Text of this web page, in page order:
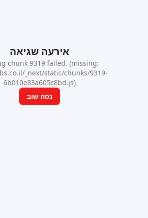
אירעה שגיאה
Loading chunk 9319 failed. (missing:
https://hbs.co.il/_next/static/chunks/9319-
6b010e83a605c8bd.js)